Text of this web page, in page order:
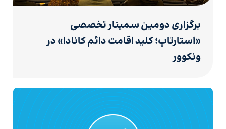
برگزاری دومین سمینار تخصصی
«استارتاپ؛ کلید اقامت دائم کانادا» در
ونکوور